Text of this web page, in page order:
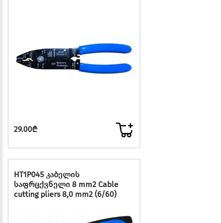
29.00₾
HT1P045 კაბელის
საფრცქვნელი 8 mm2 Cable
cutting pliers 8,0 mm2 (6/60)